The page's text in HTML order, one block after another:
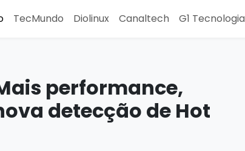
TecMundo Diolinux Canaltech G1 Tecnologia
performance,
detecção de Hot